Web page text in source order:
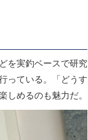
を実釣ベースで研究
っている。「どうす
めるのも魅力だ。